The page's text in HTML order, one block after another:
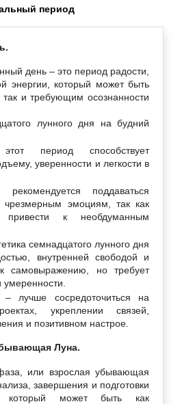
период
день – это период радости,
энергии, который может быть
и требующим осознанности
лунного дня на будний
период способствует
уверенности и легкости в
поддаваться
эмоциям, так как
к необдуманным
семнадцатого лунного дня
внутренней свободой и
самовыражению, но требует
умеренности.
– лучше сосредоточиться на
укреплении связей,
и позитивном настрое.
Луна.
или взрослая убывающая
завершения и подготовки
который может быть как